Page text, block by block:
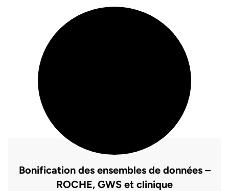
Bonification des ensembles de données –
ROCHE, GWS et clinique